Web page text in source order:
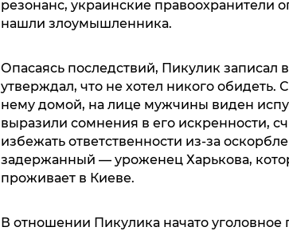
резонанс, украинские правоохранители
нашли злоумышленника.
Опасаясь последствий, Пикулик записал
утверждал, что не хотел никого
нему домой, на лице мужчины виден
выразили сомнения в его искренности,
избежать ответственности из-за
задержанный — уроженец Харькова,
проживает в Киеве.
В отношении Пикулика начато уголовное